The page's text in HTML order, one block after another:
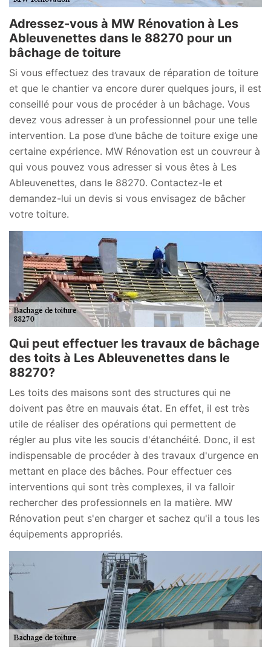
Adressez-vous à MW Rénovation à Les
Ableuvenettes dans le 88270 pour un
bâchage de toiture
Si vous effectuez des travaux de réparation de toiture
et que le chantier va encore durer quelques jours, il est
conseillé pour vous de procéder à un bâchage. Vous
devez vous adresser à un professionnel pour une telle
intervention. La pose d’une bâche de toiture exige une
certaine expérience. MW Rénovation est un couvreur à
qui vous pouvez vous adresser si vous êtes à Les
Ableuvenettes, dans le 88270. Contactez-le et
demandez-lui un devis si vous envisagez de bâcher
votre toiture.
Qui peut effectuer les travaux de bâchage
des toits à Les Ableuvenettes dans le
88270?
Les toits des maisons sont des structures qui ne
doivent pas être en mauvais état. En effet, il est très
utile de réaliser des opérations qui permettent de
régler au plus vite les soucis d'étanchéité. Donc, il est
indispensable de procéder à des travaux d'urgence en
mettant en place des bâches. Pour effectuer ces
interventions qui sont très complexes, il va falloir
rechercher des professionnels en la matière. MW
Rénovation peut s'en charger et sachez qu'il a tous les
équipements appropriés.